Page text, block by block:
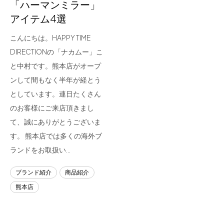
フラッグシップストア
熊本店
Arv
「ハーマンミラー」
アイテム4選
こんにちは。HAPPY TIME
DIRECTIONの「ナカムー」こ
と中村です。熊本店がオープ
ンして間もなく半年が経とう
としています。連日たくさん
のお客様にご来店頂きまし
て、誠にありがとうございま
す。 熊本店では多くの海外ブ
ランドをお取扱い…
ブランド紹介
商品紹介
熊本店